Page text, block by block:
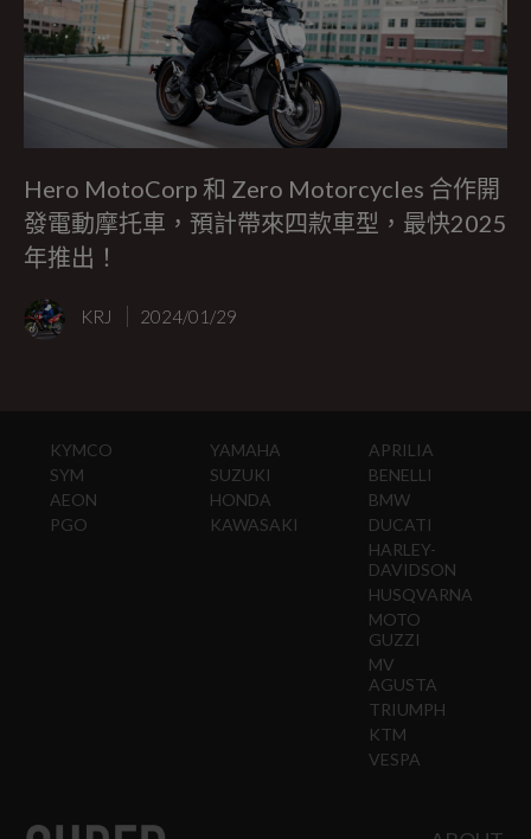
Hero MotoCorp 和 Zero Motorcycles 合作開
發電動摩托車，預計帶來四款車型，最快2025
年推出！
KRJ 2024/01/29
KYMCO
SYM
AEON
PGO
YAMAHA
SUZUKI
HONDA
KAWASAKI
APRILIA
BENELLI
BMW
DUCATI
HARLEY-
DAVIDSON
HUSQVARNA
MOTO
GUZZI
MV
AGUSTA
TRIUMPH
KTM
VESPA